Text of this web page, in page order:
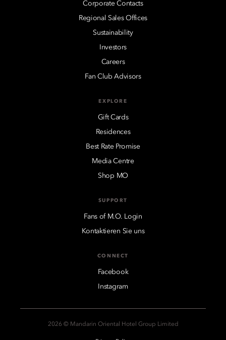
Corporate Contacts
Regional Sales Offices
Sustainability
Investors
Careers
Fan Club Advisors
EXPLORE
Gift Cards
Residences
Best Rate Promise
Media Centre
Shop MO
SUPPORT
Fans of M.O. Login
Kontaktieren Sie uns
CONNECT
Facebook
Instagram
2026 © Mandarin Oriental Hotel Group Limited